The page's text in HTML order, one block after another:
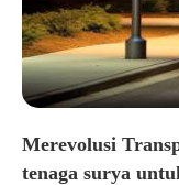
Merevolusi
tenaga surya